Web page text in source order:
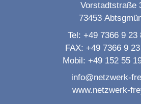
Vorstadtstraße
73453
Tel: +49 7366 9 23
FAX: +49 7366 9
Mobil: +49 152 55
info@netzwerk-
www.netzwerk-